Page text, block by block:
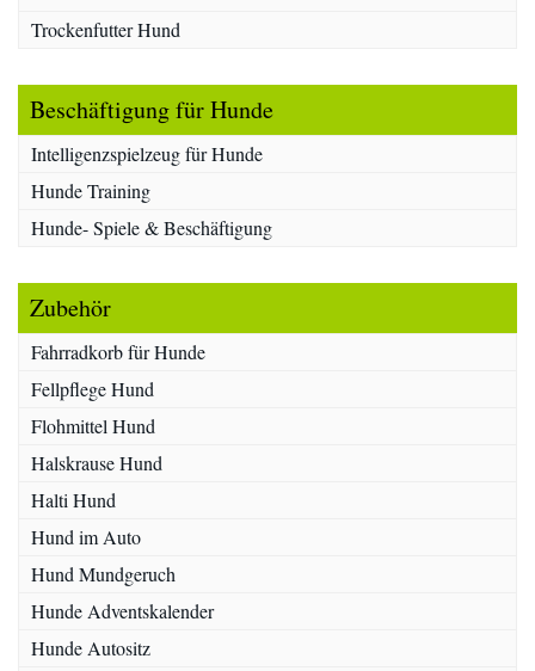
Trockenfutter Hund
Beschäftigung für Hunde
Intelligenzspielzeug für Hunde
Hunde Training
Hunde- Spiele & Beschäftigung
Zubehör
Fahrradkorb für Hunde
Fellpflege Hund
Flohmittel Hund
Halskrause Hund
Halti Hund
Hund im Auto
Hund Mundgeruch
Hunde Adventskalender
Hunde Autositz